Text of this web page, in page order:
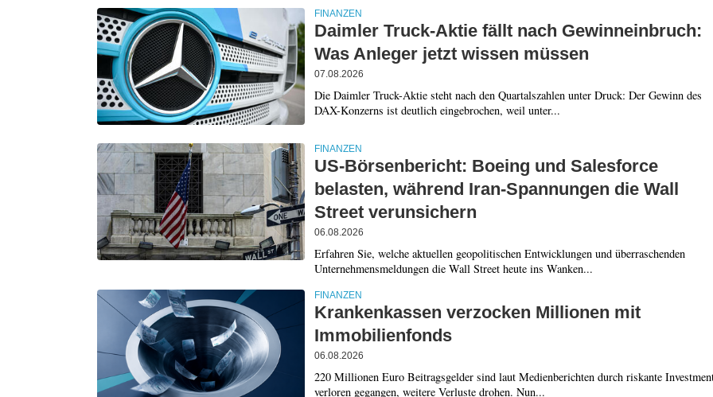
FINANZEN
Daimler Truck-Aktie fällt nach Gewinneinbruch:
Was Anleger jetzt wissen müssen
07.08.2026
Die Daimler Truck-Aktie steht nach den Quartalszahlen unter Druck: Der Gewinn des
DAX-Konzerns ist deutlich eingebrochen, weil unter...
FINANZEN
US-Börsenbericht: Boeing und Salesforce
belasten, während Iran-Spannungen die Wall
Street verunsichern
06.08.2026
Erfahren Sie, welche aktuellen geopolitischen Entwicklungen und überraschenden
Unternehmensmeldungen die Wall Street heute ins Wanken...
FINANZEN
Krankenkassen verzocken Millionen mit
Immobilienfonds
06.08.2026
220 Millionen Euro Beitragsgelder sind laut Medienberichten durch riskante
verloren gegangen, weitere Verluste drohen. Nun...